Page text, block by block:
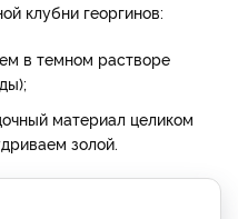
клубни георгинов:
в темном растворе
материал целиком
золой.